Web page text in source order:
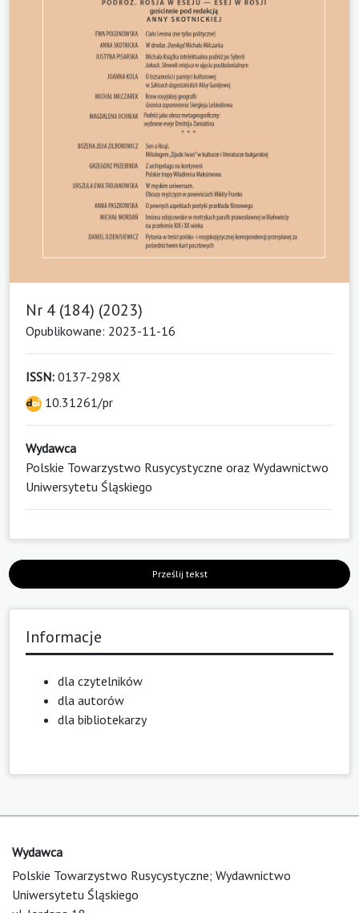
Nr 4 (184) (2023)
Opublikowane: 2023-11-16
ISSN: 0137-298X
10.31261/pr
Wydawca
Polskie Towarzystwo Rusycystyczne oraz Wydawnictwo
Uniwersytetu Śląskiego
Prześlij tekst
Informacje
dla czytelników
dla autorów
dla bibliotekarzy
Wydawca
Polskie Towarzystwo Rusycystyczne; Wydawnictwo
Uniwersytetu Śląskiego